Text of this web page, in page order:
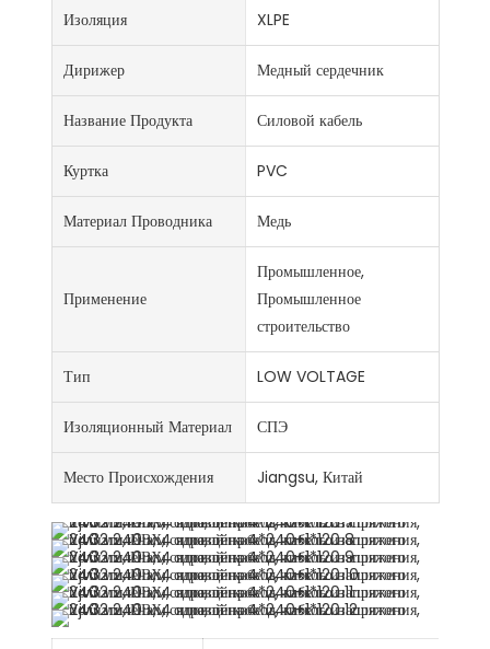
Изоляция XLPE
Дирижер Медный сердечник
Название Продукта Силовой кабель
Куртка PVC
Материал Проводника Медь
Применение
Промышленное,
Промышленное
строительство
Тип LOW VOLTAGE
Изоляционный Материал СПЭ
Место Происхождения Jiangsu, Китай